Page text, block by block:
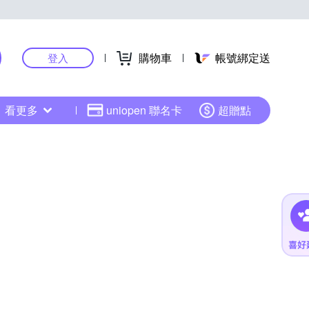
登入 購物車 帳號綁定送
看更多 uniopen 聯名卡 超贈點